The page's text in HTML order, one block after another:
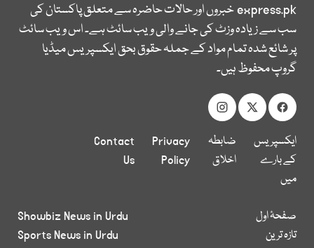
express.pkخبروں اور حالات حاضرہ سے متعلق پاکستان کی
سب سے زیادہ وزٹ کی جانے والی ویب سائٹ ہے۔ اس ویب سائٹ
پر شائع شدہ تمام مواد کے جملہ حقوق بحق ایکسپریس میڈیا
گروپ محفوظ ہیں۔
ایکسپریس
کے بارے
میں
ضابطہ
اخلاق
Privacy
Policy
Contact
Us
صفحۂ اول
تازہ ترین
Showbiz News in Urdu
Sports News in Urdu